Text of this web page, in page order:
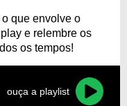
que envolve o
e relembre os
os tempos!
ouça a playlist